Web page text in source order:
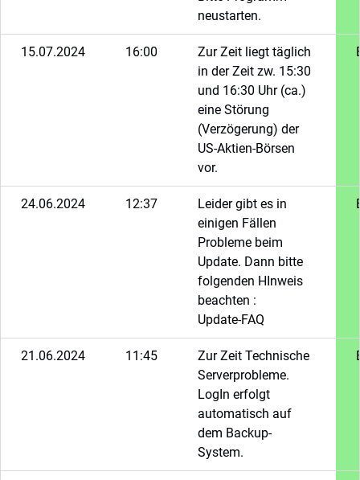
neustarten.
15.07.2024 16:00
Zur Zeit liegt täglich
in der Zeit zw. 15:30
und 16:30 Uhr (ca.)
eine Störung
(Verzögerung) der
US-Aktien-Börsen
vor.
24.06.2024 12:37
Leider gibt es in
einigen Fällen
Probleme beim
Update. Dann bitte
folgenden HInweis
beachten :
Update-FAQ
21.06.2024 11:45
Zur Zeit Technische
Serverprobleme.
LogIn erfolgt
automatisch auf
dem Backup-
System.